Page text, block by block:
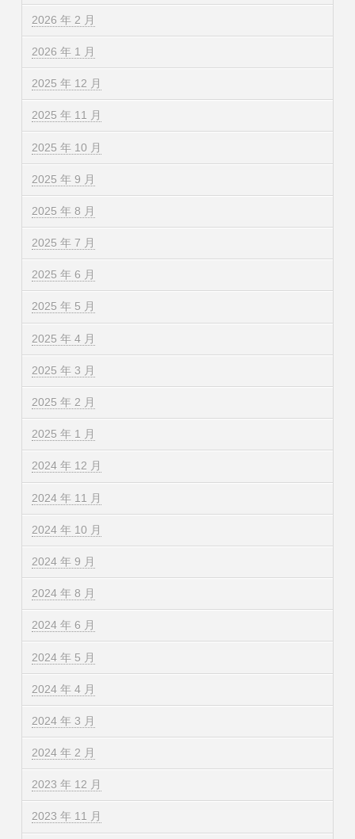
2026 年 2 月
2026 年 1 月
2025 年 12 月
2025 年 11 月
2025 年 10 月
2025 年 9 月
2025 年 8 月
2025 年 7 月
2025 年 6 月
2025 年 5 月
2025 年 4 月
2025 年 3 月
2025 年 2 月
2025 年 1 月
2024 年 12 月
2024 年 11 月
2024 年 10 月
2024 年 9 月
2024 年 8 月
2024 年 6 月
2024 年 5 月
2024 年 4 月
2024 年 3 月
2024 年 2 月
2023 年 12 月
2023 年 11 月